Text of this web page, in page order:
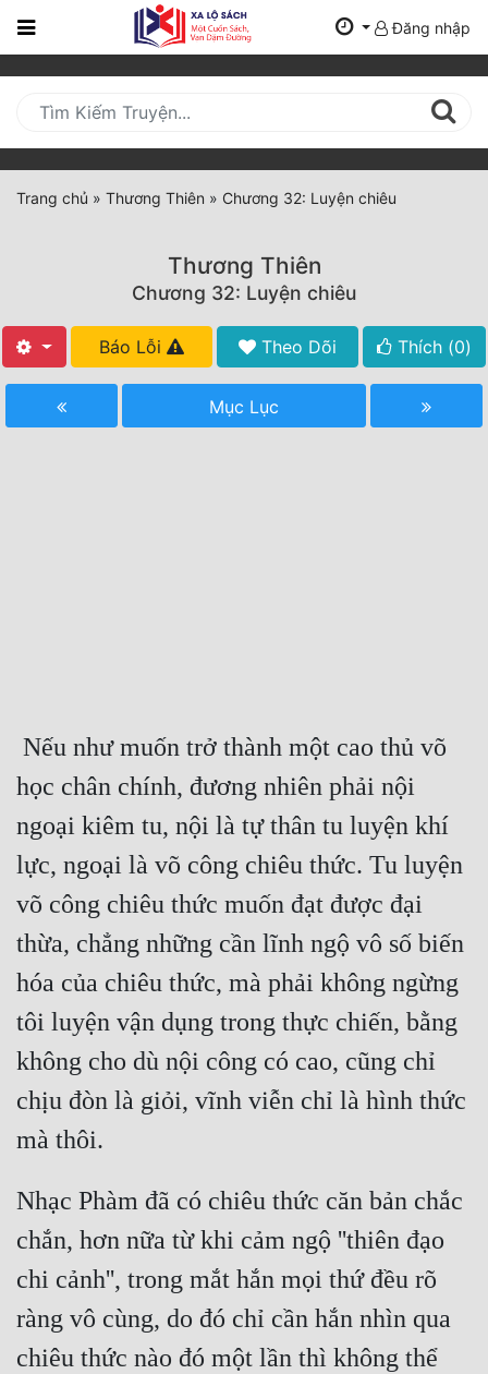
Trang
Mới
Cập
Nhật
(current)
Tất Cả
Truyện ngắn
Xa Lộ Dịch
Cung Đấu
Cạnh Kỹ
Cổ Tiên Hiệp
Cổ Đại
Du Hí
Gia Đấu
Góc Nhìn Nam
Đăng nhập
Trang chủ » Thương Thiên » Chương 32: Luyện chiêu
Thương Thiên
Chương 32: Luyện chiêu
Báo Lỗi Theo Dõi Thích (0)
Mục Lục
học chân chính, đương nhiên phải nội
ngoại kiêm tu, nội là tự thân tu luyện khí
lực, ngoại là võ công chiêu thức. Tu luyện
võ công chiêu thức muốn đạt được đại
thừa, chẳng những cần lĩnh ngộ vô số biến
hóa của chiêu thức, mà phải không ngừng
tôi luyện vận dụng trong thực chiến, bằng
không cho dù nội công có cao, cũng chỉ
chịu đòn là giỏi, vĩnh viễn chỉ là hình thức
mà thôi.
Nhạc Phàm đã có chiêu thức căn bản chắc
chắn, hơn nữa từ khi cảm ngộ ''thiên đạo
chi cảnh'', trong mắt hắn mọi thứ đều rõ
ràng vô cùng, do đó chỉ cần hắn nhìn qua
chiêu thức nào đó một lần thì không thể